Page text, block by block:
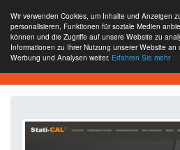
Wir verwenden Cookies, um Inhalte und Anzeigen
personalisieren, Funktionen für soziale Medien
können und die Zugriffe auf unsere Website zu
Informationen zu Ihrer Nutzung unserer Website
Werbung und Analysen weiter. Erfahren Sie mehr
Website-Analyse-Tool